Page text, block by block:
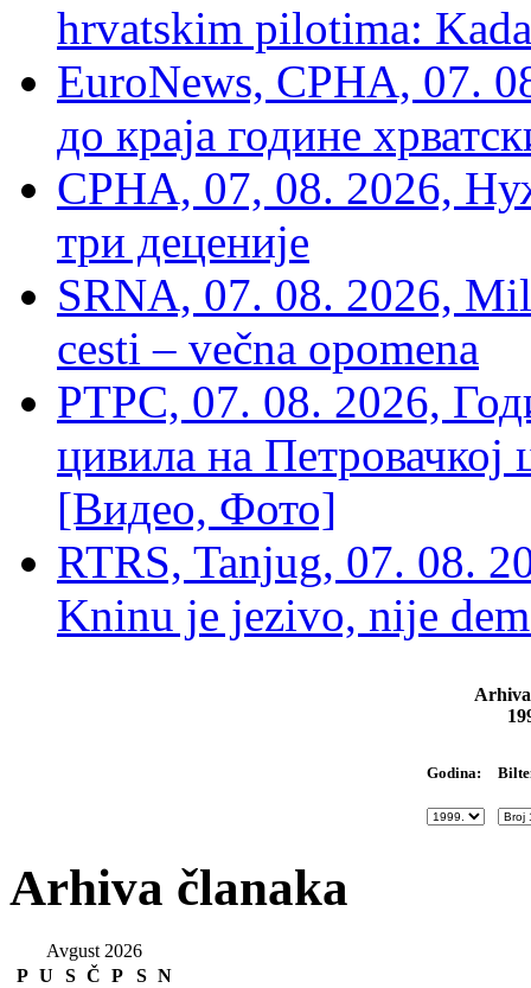
hrvatskim pilotima:
EuroNews, СРНА, 07.
до краја године
СРНА, 07, 08. 2026,
три деценије
SRNA, 07. 08. 2026,
cesti – večna opomena
РТРС, 07. 08. 2026,
цивила на Петровачкој
[Видео, Фото]
RTRS, Tanjug, 07. 08.
Kninu je jezivo, nije
Godina:
Arhiva članaka
Avgust 2026
P U S Č P S N